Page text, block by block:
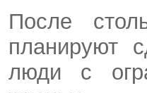
После
планируют
люди с